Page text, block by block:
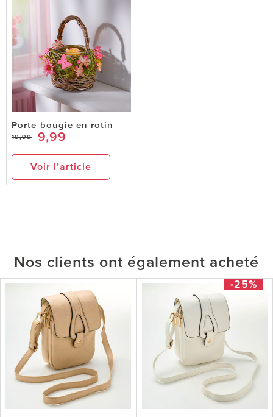
Porte-bougie en rotin
19,99 9,99
Voir l’article
Nos clients ont également acheté
-25%